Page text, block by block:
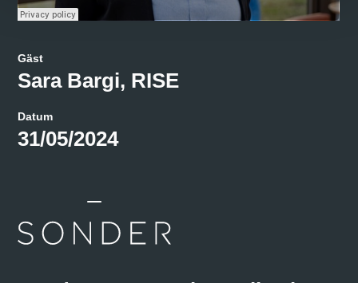
Sonderpodden· #92 om ledarskap för att ställa om energisystemet med Sara Bargi
Gäst
Sara Bargi, RISE
Datum
31/05/2024